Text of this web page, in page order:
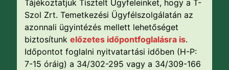
Tájékoztatjuk Tisztelt Ügyfeleinket, hogy a T-
Szol Zrt. Temetkezési Ügyfélszolgálatán az
azonnali ügyintézés mellett lehetőséget
biztosítunk előzetes időpontfoglalásra is.
Időpontot foglalni nyitvatartási időben (H-P:
7-15 óráig) a 34/302-295 vagy a 34/309-166